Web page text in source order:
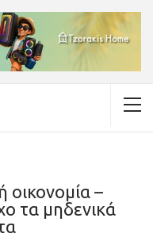
οικονομία –
τα μηδενικά